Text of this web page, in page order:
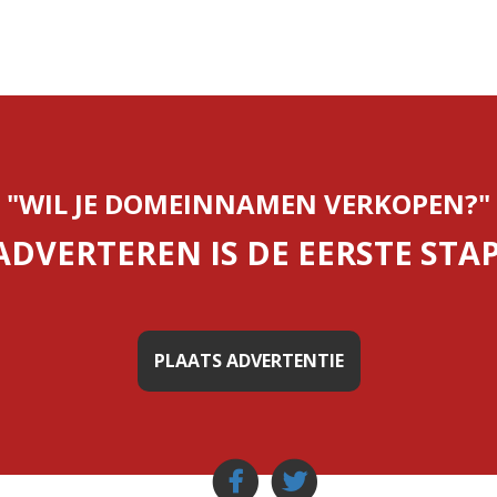
"WIL JE DOMEINNAMEN VERKOPEN?"
IS DE EERSTE
PLAATS ADVERTENTIE